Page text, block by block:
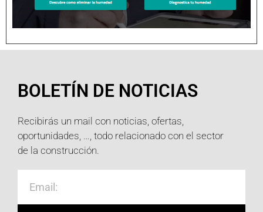
BOLETÍN DE NOTICIAS
Recibirás un mail con noticias, ofertas,
oportunidades, …, todo relacionado con el sector
de la construcción.